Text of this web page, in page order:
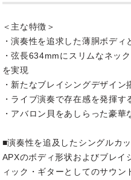
＜主な特徴＞
・演奏性を追求した薄胴ボデ
・弦長634mmにスリムなネッ
を実現
・新たなブレイシングデザイ
・ライブ演奏で存在感を発揮す
・アバロン貝をあしらった豪
■演奏性を追及したシングルカ
APXのボディ形状およびブレイ
ィック・ギターとしてのサウ